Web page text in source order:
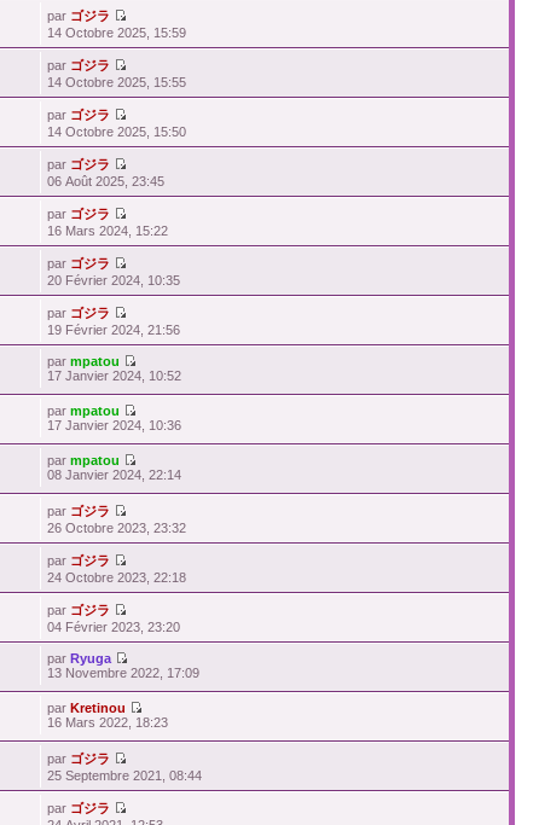
par ゴジラ
14 Octobre 2025, 15:59
par ゴジラ
14 Octobre 2025, 15:55
par ゴジラ
14 Octobre 2025, 15:50
par ゴジラ
06 Août 2025, 23:45
par ゴジラ
16 Mars 2024, 15:22
par ゴジラ
20 Février 2024, 10:35
par ゴジラ
19 Février 2024, 21:56
parmpatou
17 Janvier 2024, 10:52
parmpatou
17 Janvier 2024, 10:36
parmpatou
08 Janvier 2024, 22:14
par ゴジラ
26 Octobre 2023, 23:32
par ゴジラ
24 Octobre 2023, 22:18
par ゴジラ
04 Février 2023, 23:20
parRyuga
13 Novembre 2022, 17:09
parKretinou
16 Mars 2022, 18:23
par ゴジラ
25 Septembre 2021, 08:44
par ゴジラ